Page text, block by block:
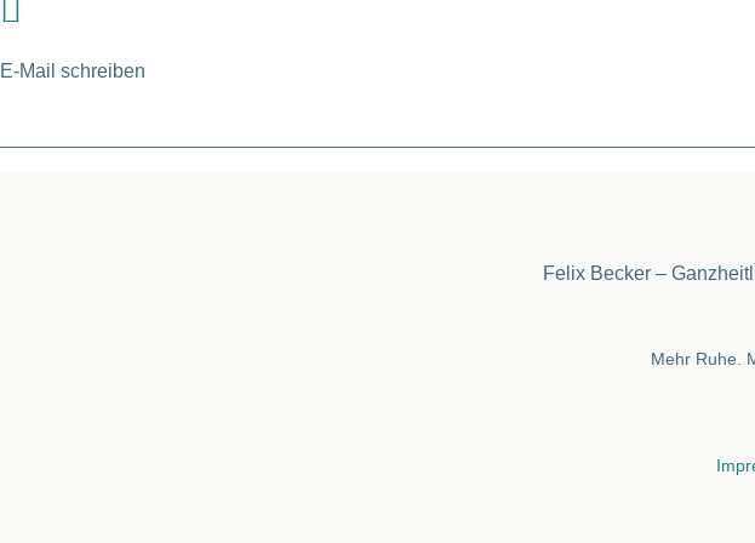
E-Mail schreiben
Felix Becker –
Mehr Ruhe.